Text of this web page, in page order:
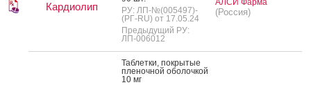
Кардиолип
РУ: ЛП-№(005497)-
(РГ-RU) от 17.05.24
Предыдущий РУ:
ЛП-006012
(Россия)
Таб­летки, пок­ры­тые
пле­ноч­ной обо­лоч­кой
10 мг